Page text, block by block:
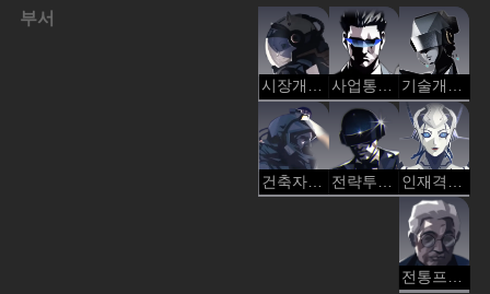
부서
시장개척부 사업통합부 기술개발부
건축자재물류부